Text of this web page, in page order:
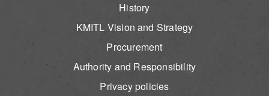
History
KMITL Vision and Strategy
Procurement
Authority and Responsibility
Privacy policies